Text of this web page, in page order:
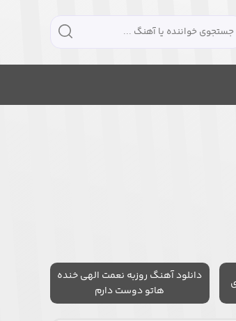
دانلود آهنگ روزبه نعمت الهی خنده
هاتو دوست دارم